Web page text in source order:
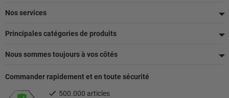
de
page
Nos services
Principales catégories de produits
Nous sommes toujours à vos côtés
Commander rapidement et en toute sécurité
500.000 articles